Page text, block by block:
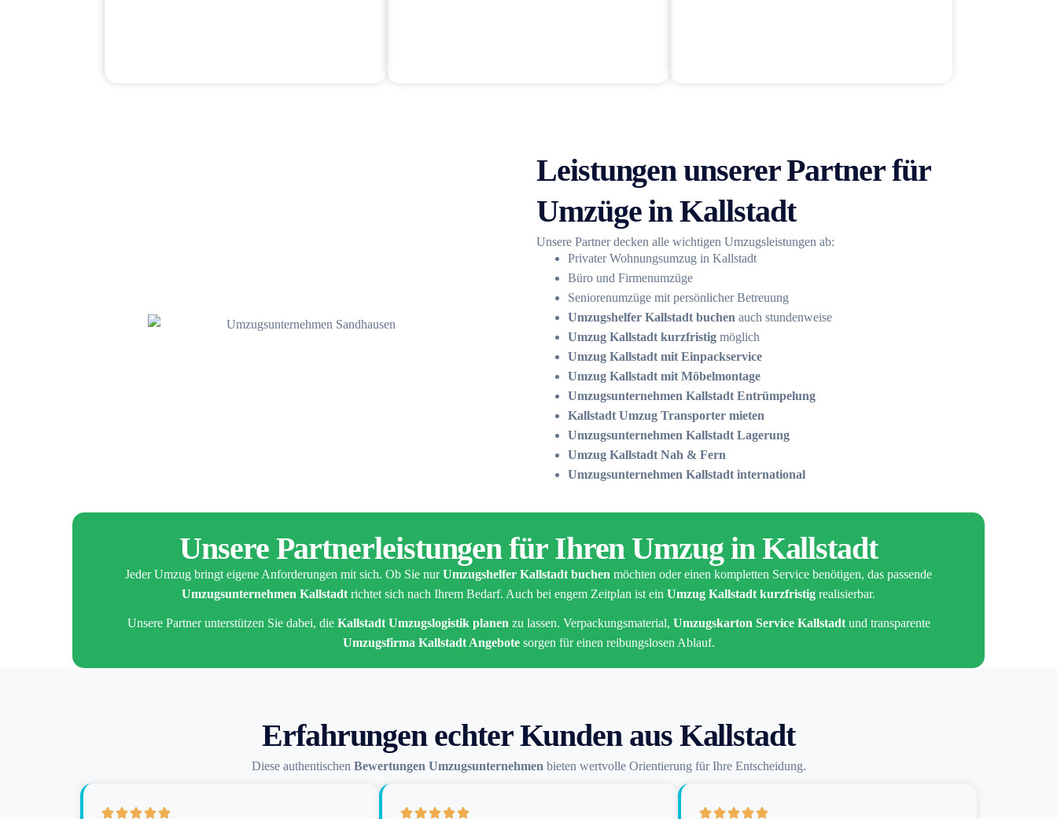
Leistungen unserer Partner für
Umzüge in Kallstadt
Unsere Partner decken alle wichtigen Umzugsleistungen ab:
Privater Wohnungsumzug in Kallstadt
Büro und Firmenumzüge
Seniorenumzüge mit persönlicher Betreuung
Umzugshelfer Kallstadt buchen auch stundenweise
Umzug Kallstadt kurzfristig möglich
Umzug Kallstadt mit Einpackservice
Umzug Kallstadt mit Möbelmontage
Umzugsunternehmen Kallstadt Entrümpelung
Kallstadt Umzug Transporter mieten
Umzugsunternehmen Kallstadt Lagerung
Umzug Kallstadt Nah & Fern
Umzugsunternehmen Kallstadt international
Unsere Partnerleistungen für Ihren Umzug in Kallstadt
Jeder Umzug bringt eigene Anforderungen mit sich. Ob Sie nurUmzugshelfer Kallstadt buchen möchten oder einen kompletten Service benötigen, das passende
Umzugsunternehmen Kallstadt richtet sich nach Ihrem Bedarf. Auch bei engem Zeitplan ist ein Umzug Kallstadt kurzfristig realisierbar.
Unsere Partner unterstützen Sie dabei, die Kallstadt Umzugslogistik planen zu lassen. Verpackungsmaterial, Umzugskarton Service Kallstadtund transparente
Umzugsfirma Kallstadt Angebotesorgen für einen reibungslosen Ablauf.
Erfahrungen echter Kunden aus Kallstadt
Diese authentischen Bewertungen Umzugsunternehmen bieten wertvolle Orientierung für Ihre Entscheidung.